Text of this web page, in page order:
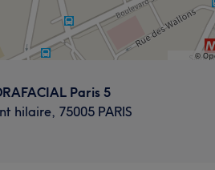
Paris 5
hilaire, 75005 PARIS